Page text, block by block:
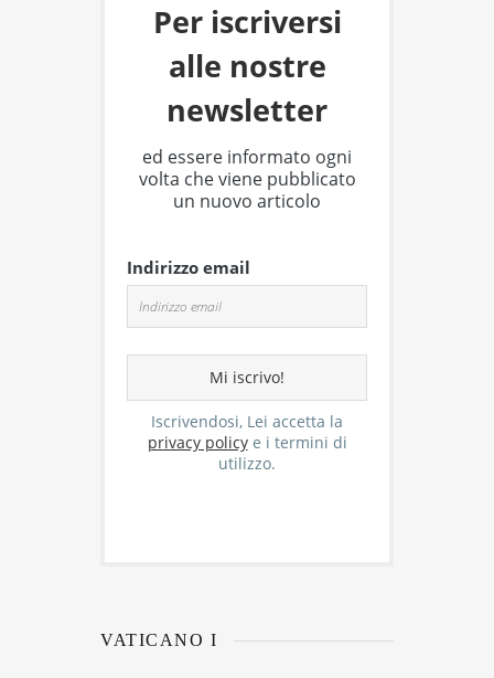
Per iscriversi
alle nostre
newsletter
ed essere informato ogni
volta che viene pubblicato
un nuovo articolo
Indirizzo email
Iscrivendosi, Lei accetta la
privacy policye i termini di
utilizzo.
VATICANO I